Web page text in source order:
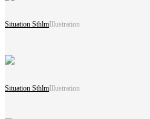
Situation Sthlm Illustration
Situation Sthlm Illustration